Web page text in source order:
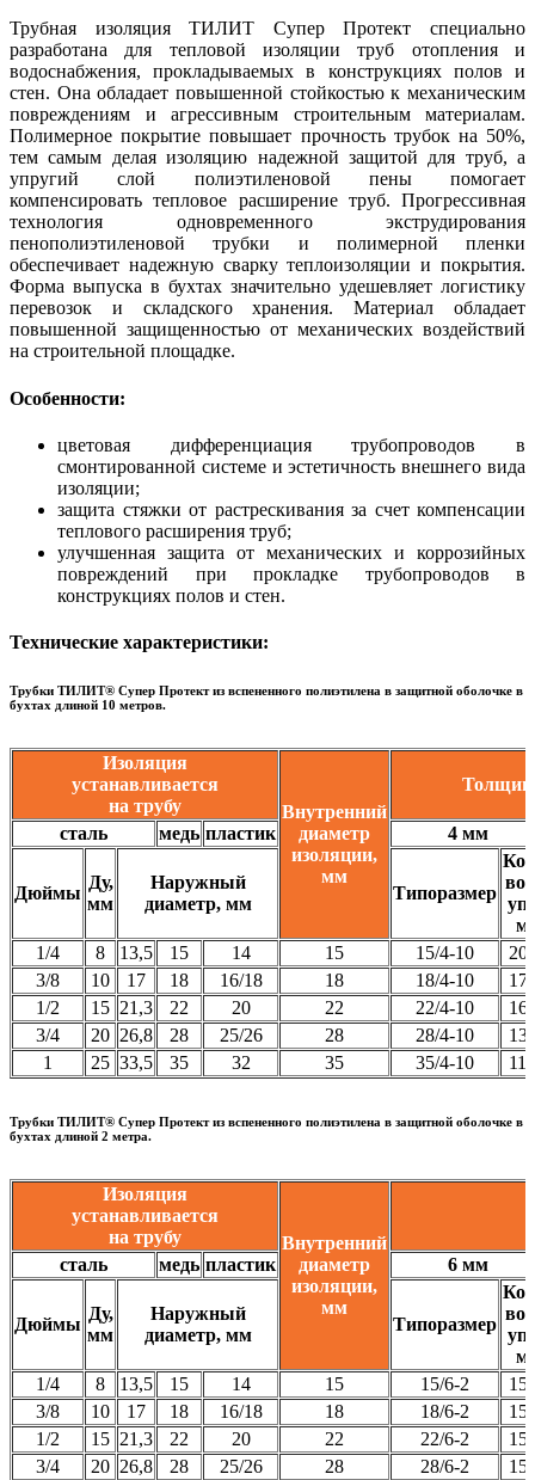
Трубная изоляция ТИЛИТ Супер Протект специально
разработана для тепловой изоляции труб отопления и
водоснабжения, прокладываемых в конструкциях полов и
стен. Она обладает повышенной стойкостью к механическим
повреждениям и агрессивным строительным материалам.
Полимерное покрытие повышает прочность трубок на 50%,
тем самым делая изоляцию надежной защитой для труб, а
упругий слой полиэтиленовой пены помогает
компенсировать тепловое расширение труб. Прогрессивная
технология одновременного экструдирования
пенополиэтиленовой трубки и полимерной пленки
обеспечивает надежную сварку теплоизоляции и покрытия.
Форма выпуска в бухтах значительно удешевляет логистику
перевозок и складского хранения. Материал обладает
повышенной защищенностью от механических воздействий
на строительной площадке.
Особенности:
цветовая дифференциация трубопроводов в
смонтированной системе и эстетичность внешнего вида
изоляции;
защита стяжки от растрескивания за счет компенсации
теплового расширения труб;
улучшенная защита от механических и коррозийных
повреждений при прокладке трубопроводов в
конструкциях полов и стен.
Технические характеристики:
Трубки ТИЛИТ® Супер Протект из вспененного полиэтилена в защитной оболочке в
бухтах длиной 10 метров.
Изоляция
устанавливается
на трубу
Внутренний
диаметр
изоляции,
мм
сталь медь пластик 4 мм
Дюймы
Ду,
мм
Наружный
диаметр, мм
Типоразмер
во
м
1/4
8 13,5 15 14 15 15/4-10
3/8
10 17 18 16/18 18 18/4-10
1/2
15 21,3 22 20 22 22/4-10
3/4
20 26,8 28 25/26 28 28/4-10
1
25 33,5 35 32 35 35/4-10 110
Трубки ТИЛИТ® Супер Протект из вспененного полиэтилена в защитной оболочке в
бухтах длиной 2 метра.
Изоляция
устанавливается
на трубу
Внутренний
диаметр
изоляции,
мм
сталь медь пластик 6 мм
Дюймы
Ду,
мм
Наружный
диаметр, мм
Типоразмер
во
м
1/4
8 13,5 15 14 15 15/6-2
3/8
10 17 18 16/18 18 18/6-2
1/2
15 21,3 22 20 22 22/6-2
3/4
20 26,8 28 25/26 28 28/6-2